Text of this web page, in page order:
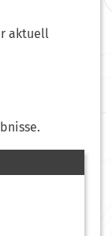
aktuell